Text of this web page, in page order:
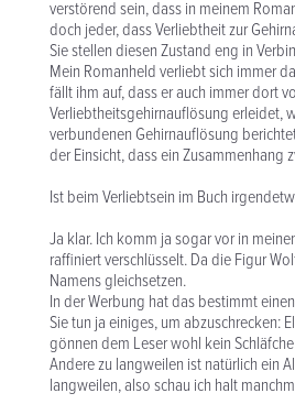
verstörend sein, dass in meinem
doch jeder, dass Verliebtheit zur
Sie stellen diesen Zustand eng in
Mein Romanheld verliebt sich immer
fällt ihm auf, dass er auch immer dort
Verliebtheitsgehirnauflösung erleidet,
verbundenen Gehirnauflösung
der Einsicht, dass ein Zusammenhang
Ist beim Verliebtsein im Buch
Ja klar. Ich komm ja sogar vor in
raffiniert verschlüsselt. Da die Figur
Namens gleichsetzen.
In der Werbung hat das bestimmt
Sie tun ja einiges, um abzuschrecken:
gönnen dem Leser wohl kein
Andere zu langweilen ist natürlich ein
langweilen, also schau ich halt